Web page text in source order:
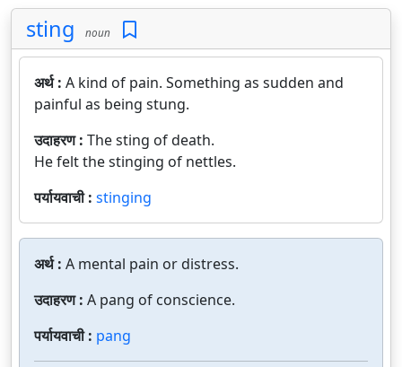
sting noun
अर्थ : A kind of pain. Something as sudden and
painful as being stung.
उदाहरण : The sting of death.
He felt the stinging of nettles.
पर्यायवाची : stinging
अर्थ : A mental pain or distress.
उदाहरण : A pang of conscience.
पर्यायवाची : pang